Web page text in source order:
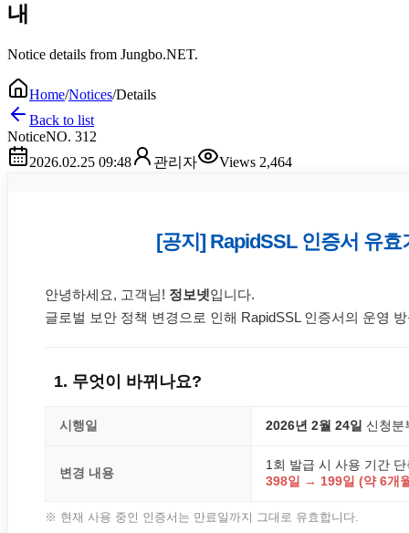
내
Notice details from Jungbo.NET.
Home/Notices/Details
Back to list
NoticeNO. 312
2026.02.25 09:48
관리자 Views 2,464
[공지] RapidSSL 인증서 유효
안녕하세요, 고객님! 정보넷입니다.
글로벌 보안 정책 변경으로 인해 RapidSSL 인증서의 운영
1. 무엇이 바뀌나요?
시행일 2026년 2월 24일 신청분
변경 내용
1회 발급 시 사용 기간 단
398일 → 199일 (약 6개
※ 현재 사용 중인 인증서는 만료일까지 그대로 유효합니다.